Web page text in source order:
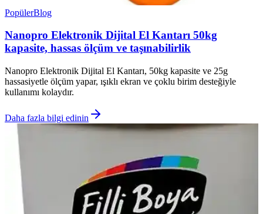
PopülerBlog
Nanopro Elektronik Dijital El Kantarı 50kg
kapasite, hassas ölçüm ve taşınabilirlik
Nanopro Elektronik Dijital El Kantarı, 50kg kapasite ve 25g
hassasiyetle ölçüm yapar, ışıklı ekran ve çoklu birim desteğiyle
kullanımı kolaydır.
Daha fazla bilgi edinin